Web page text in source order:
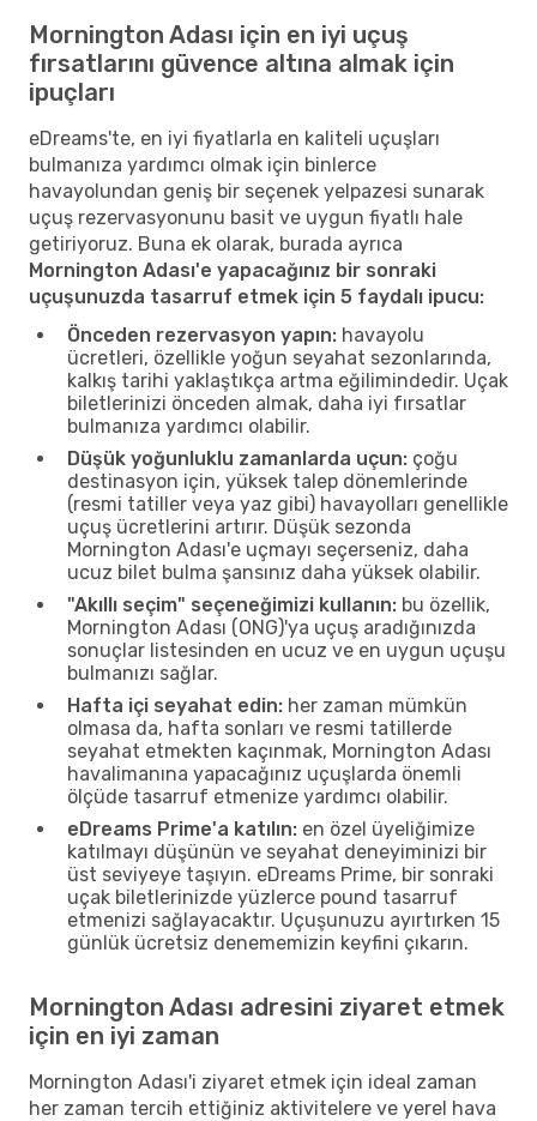
Mornington Adası için en iyi uçuş
fırsatlarını güvence altına almak için
ipuçları
eDreams'te, en iyi fiyatlarla en kaliteli uçuşları
bulmanıza yardımcı olmak için binlerce
havayolundan geniş bir seçenek yelpazesi sunarak
uçuş rezervasyonunu basit ve uygun fiyatlı hale
getiriyoruz. Buna ek olarak, burada ayrıca
Mornington Adası'e yapacağınız bir sonraki
uçuşunuzda tasarruf etmek için 5 faydalı ipucu:
Önceden rezervasyon yapın: havayolu
ücretleri, özellikle yoğun seyahat sezonlarında,
kalkış tarihi yaklaştıkça artma eğilimindedir. Uçak
biletlerinizi önceden almak, daha iyi fırsatlar
bulmanıza yardımcı olabilir.
Düşük yoğunluklu zamanlarda uçun: çoğu
destinasyon için, yüksek talep dönemlerinde
(resmi tatiller veya yaz gibi) havayolları genellikle
uçuş ücretlerini artırır. Düşük sezonda
Mornington Adası'e uçmayı seçerseniz, daha
ucuz bilet bulma şansınız daha yüksek olabilir.
"Akıllı seçim" seçeneğimizi kullanın: bu özellik,
Mornington Adası (ONG)'ya uçuş aradığınızda
sonuçlar listesinden en ucuz ve en uygun uçuşu
bulmanızı sağlar.
Hafta içi seyahat edin: her zaman mümkün
olmasa da, hafta sonları ve resmi tatillerde
seyahat etmekten kaçınmak, Mornington Adası
havalimanına yapacağınız uçuşlarda önemli
ölçüde tasarruf etmenize yardımcı olabilir.
eDreams Prime'a katılın: en özel üyeliğimize
katılmayı düşünün ve seyahat deneyiminizi bir
üst seviyeye taşıyın. eDreams Prime, bir sonraki
uçak biletlerinizde yüzlerce pound tasarruf
etmenizi sağlayacaktır. Uçuşunuzu ayırtırken 15
günlük ücretsiz denememizin keyfini çıkarın.
Mornington Adası adresini ziyaret etmek
için en iyi zaman
Mornington Adası'i ziyaret etmek için ideal zaman
her zaman tercih ettiğiniz aktivitelere ve yerel hava